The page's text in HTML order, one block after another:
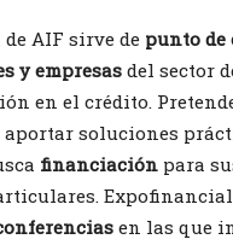
AIF sirve de punto de
y empresas del sector
en el crédito.
aportar soluciones
financiación para
Expofinancial
en las que